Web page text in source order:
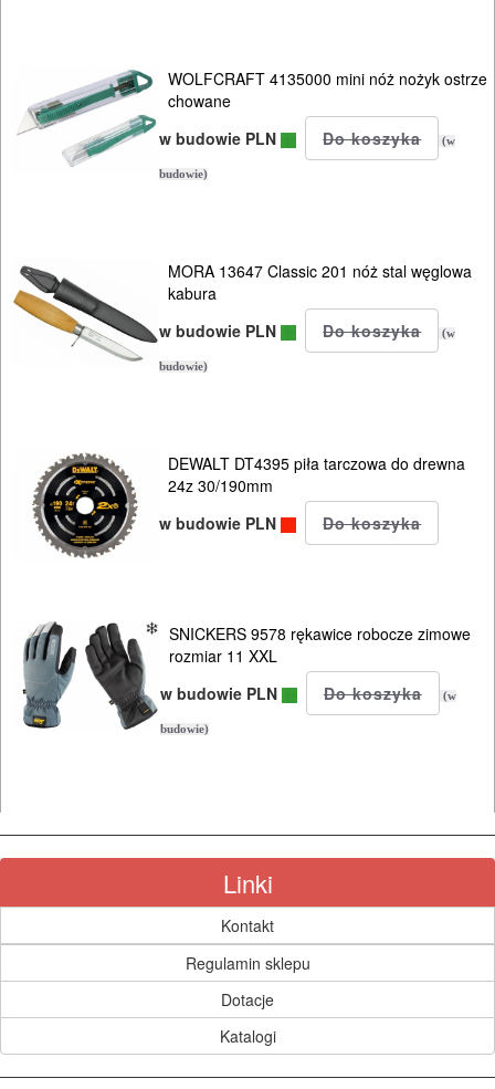
OGRODNICZE
NARZĘDZIA
PILARKI-
KOSIARKI-
CIŚNIENIOWE
WOLFCRAFT 4135000 mini nóż nożyk ostrze
chowane
w budowie PLN
(w
budowie)
MORA 13647 Classic 201 nóż stal węglowa
kabura
w budowie PLN
(w
budowie)
DEWALT DT4395 piła tarczowa do drewna
24z 30/190mm
w budowie PLN
SNICKERS 9578 rękawice robocze zimowe
rozmiar 11 XXL
w budowie PLN
(w
budowie)
Linki
Kontakt
Regulamin sklepu
Dotacje
Katalogi